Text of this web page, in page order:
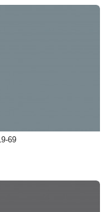
69